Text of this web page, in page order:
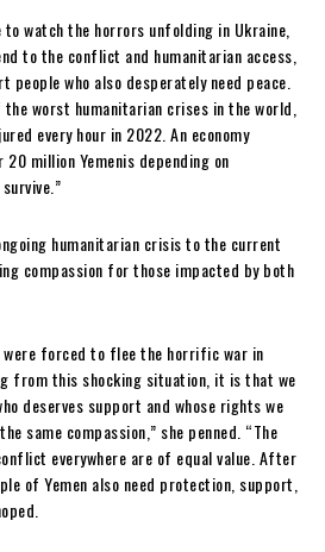
to watch the horrors unfolding in Ukraine,
to the conflict and humanitarian access,
people who also desperately need peace.
worst humanitarian crises in the world,
every hour in 2022. An economy
million Yemenis depending on
humanitarian crisis to the current
compassion for those impacted by both
were forced to flee the horrific war in
from this shocking situation, it is that we
deserves support and whose rights we
same compassion,” she penned. “The
everywhere are of equal value. After
of Yemen also need protection, support,